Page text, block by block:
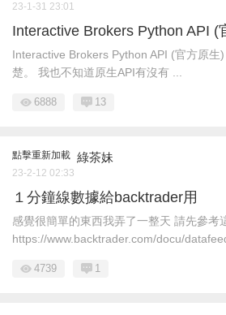
23-1-31 23:01
Interactive Brokers Python API (
Interactive Brokers Python API (官方原生
楚。 我也不知道原生API有沒有 ...
6888 13
點擊重新加載 綠茶妹
23-2-12 02:33
１分鐘線數據給backtrader用
感覺很簡單的東西我弄了一整天 請先參考
https://www.backtrader.com/docu/
4739 1